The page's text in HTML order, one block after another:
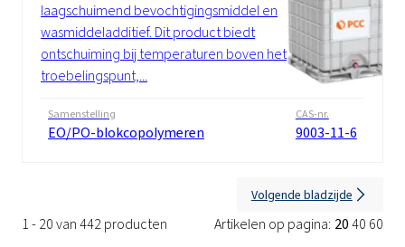
laagschuimend bevochtigingsmiddel en
wasmiddeladditief. Dit product biedt
ontschuiming bij temperaturen boven het
troebelingspunt,...
Samenstelling
EO/PO-blokcopolymeren
CAS-nr.
9003-11-6
1 - 20 van 442 producten Artikelen op pagina: 2040 60
Volgende bladzijde